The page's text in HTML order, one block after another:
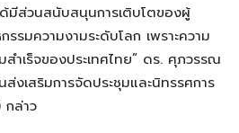
มีส่วนสนับสนุนการเติบโตของผู้
รรมความงามระดับโลก เพราะความ
สำเร็จของประเทศไทย” ดร. ศุภวรรณ
งเสริมการจัดประชุมและนิทรรศการ
กล่าว